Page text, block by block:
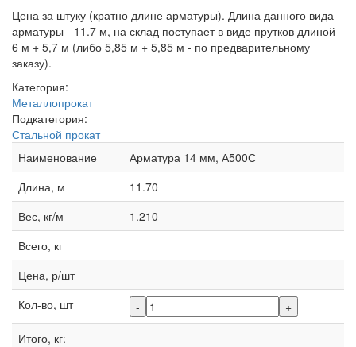
Цена за штуку (кратно длине арматуры). Длина данного вида
арматуры - 11.7 м, на склад поступает в виде прутков длиной
6 м + 5,7 м (либо 5,85 м + 5,85 м - по предварительному
заказу).
Категория:
Металлопрокат
Подкатегория:
Стальной прокат
Наименование
Арматура 14 мм, А500С
Длина, м
11.70
Вес, кг/м
1.210
Всего, кг
Цена, р/шт
Кол-во, шт
-
+
Итого, кг: